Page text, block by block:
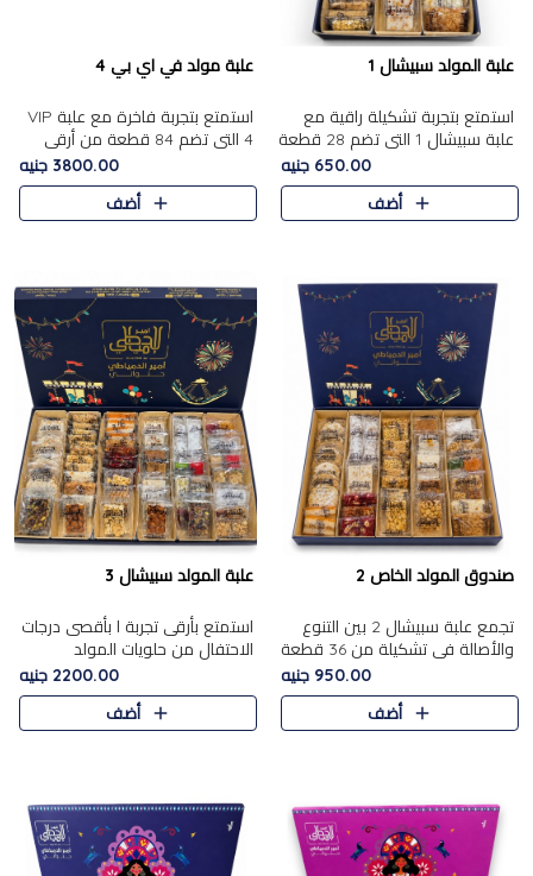
علبة المولد سبيشال 1
استمتع بتجربة تشكيلة راقية مع
علبة سبيشال 1 التي تضم 28 قطعة
من تشكيلة مختارة بعناية من أفخر
حلويات المولد المصرية الأصلية
الشرقية. تحتوي ال..
650.00 جنيه
أضف
علبة مولد في اي بي 4
استمتع بتجربة فاخرة مع علبة VIP
4 التي تضم 84 قطعة من أرقى
حلويات المولد الشرقية، في تشكيلة
غنية تجمع بين الحلويات التقليدية
والمكسرات الفاخرة. تحتوي العلبة
3800.00 جنيه
أضف
صندوق المولد الخاص 2
تجمع علبة سبيشال 2 بين التنوع
والأصالة في تشكيلة من 36 قطعة
تضم أشهر حلويات المولد الشرقية.
تحتوي العلبة على الجزرية بالفول،
والجزرية بالبن..
950.00 جنيه
أضف
علبة المولد سبيشال 3
استمتع بأرقى تجربة ا بأقصى درجات
الاحتفال من حلويات المولد
المصريه الأصيلة مع هذه الفخامة
مع علبة سبيشال 3 التي تضم 56
قطعة من تشكيلة استثن..
2200.00 جنيه
أضف